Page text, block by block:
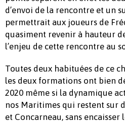
d’envoi de la rencontre et un
permettrait aux joueurs de
quasiment revenir à hauteur
l’enjeu de cette rencontre au
Toutes deux habituées de ce
les deux formations ont bien
2020 même si la dynamique
nos Maritimes qui restent sur
et Concarneau, sans